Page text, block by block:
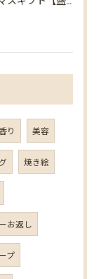
香り 美容
焼き絵
お返し
プ